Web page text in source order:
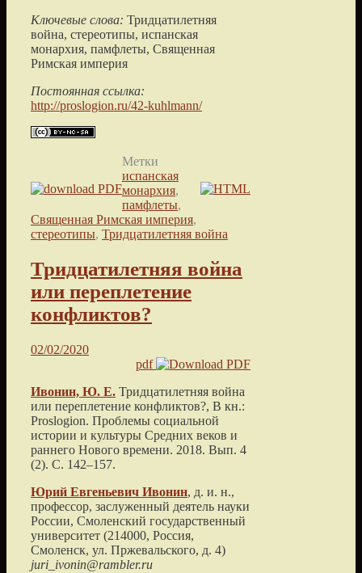
Ключевые слова: Тридцатилетняя
война, стереотипы, испанская
монархия, памфлеты, Священная
Римская империя
Постоянная ссылка:
http://proslogion.ru/42-kuhlmann/
Метки
испанская
монархия,
памфлеты,
Священная Римская империя,
стереотипы, Тридцатилетняя война
Тридцатилетняя война
или переплетение
конфликтов?
02/02/2020
pdf
Ивонин, Ю. Е. Тридцатилетняя война
или переплетение конфликтов?, В кн.:
Proslogion. Проблемы социальной
истории и культуры Средних веков и
раннего Нового времени. 2018. Вып. 4
(2). С. 142–157.
Юрий Евгеньевич Ивонин, д. и. н.,
профессор, заслуженный деятель науки
России, Смоленский государственный
университет (214000, Россия,
Смоленск, ул. Пржевальского, д. 4)
juri_ivonin@rambler.ru